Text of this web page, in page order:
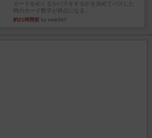
カードをめくるかパスをするかを決めてパスした
時のカード数字が得点になる...
約21時間前 by mob567